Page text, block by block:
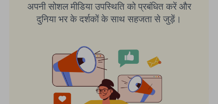
अपनी सोशल मीडिया उपस्थिति को प्रबंधित करें और
दुनिया भर के दर्शकों के साथ सहजता से जुड़ें।